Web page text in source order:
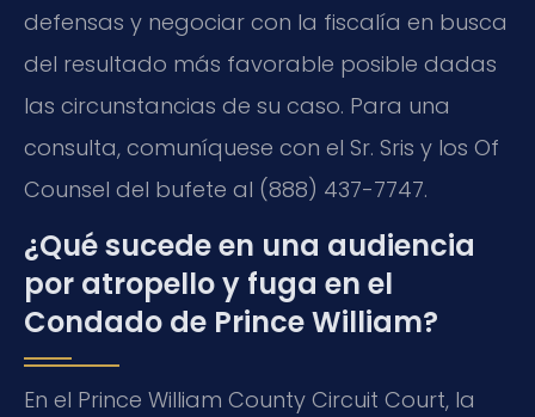
defensas y negociar con la fiscalía en busca
del resultado más favorable posible dadas
las circunstancias de su caso. Para una
consulta, comuníquese con el Sr. Sris y los Of
Counsel del bufete al (888) 437-7747.
¿Qué sucede en una audiencia
por atropello y fuga en el
Condado de Prince William?
En el Prince William County Circuit Court, la